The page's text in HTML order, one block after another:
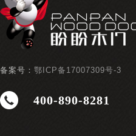
备案号： 鄂ICP备17007309号-3
400-890-8281